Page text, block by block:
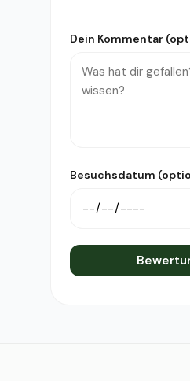
Dein Kommentar
Besuchsdatum